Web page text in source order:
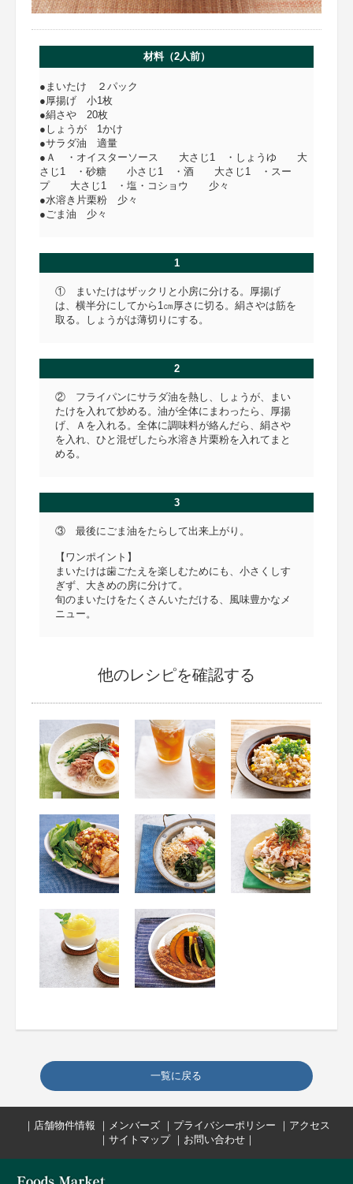
材料（2人前）
●まいたけ ２パック
●厚揚げ 小1枚
●絹さや 20枚
●しょうが 1かけ
●サラダ油 適量
●Ａ ・オイスターソース 大さじ1 ・しょうゆ 大
さじ1 ・砂糖 小さじ1 ・酒 大さじ1 ・スー
プ 大さじ1 ・塩・コショウ 少々
●水溶き片栗粉 少々
●ごま油 少々
1
① まいたけはザックリと小房に分ける。厚揚げ
は、横半分にしてから1㎝厚さに切る。絹さやは筋を
取る。しょうがは薄切りにする。
2
② フライパンにサラダ油を熱し、しょうが、まい
たけを入れて炒める。油が全体にまわったら、厚揚
げ、Ａを入れる。全体に調味料が絡んだら、絹さや
を入れ、ひと混ぜしたら水溶き片栗粉を入れてまと
める。
3
③ 最後にごま油をたらして出来上がり。
【ワンポイント】
まいたけは歯ごたえを楽しむためにも、小さくしす
ぎず、大きめの房に分けて。
旬のまいたけをたくさんいただける、風味豊かなメ
ニュー。
他のレシピを確認する
一覧に戻る
｜ 店舗物件情報 ｜ メンバーズ ｜ プライバシーポリシー ｜ アクセス
｜ サイトマップ ｜ お問い合わせ｜